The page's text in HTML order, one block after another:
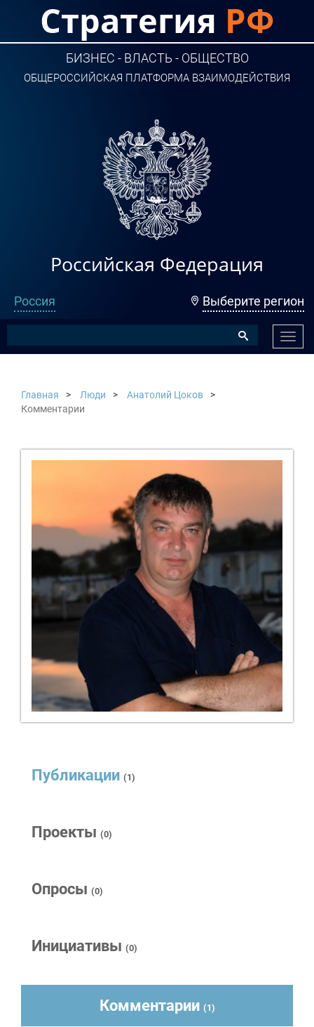
Стратегия РФ
БИЗНЕС - ВЛАСТЬ - ОБЩЕСТВО
ОБЩЕРОССИЙСКАЯ ПЛАТФОРМА ВЗАИМОДЕЙСТВИЯ
Российская Федерация
Россия Выберите регион
Главная Люди
Анатолий Цоков
Комментарии
Публикации (1)
Проекты (0)
Опросы (0)
Инициативы (0)
Комментарии (1)